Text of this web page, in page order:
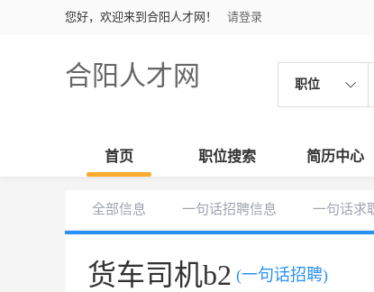
您好，欢迎来到合阳人才网！ 请登录
合阳人才网 职位
首页 职位搜索 简历中心
全部信息 一句话招聘信息 一句话求
货车司机b2 (一句话招聘)